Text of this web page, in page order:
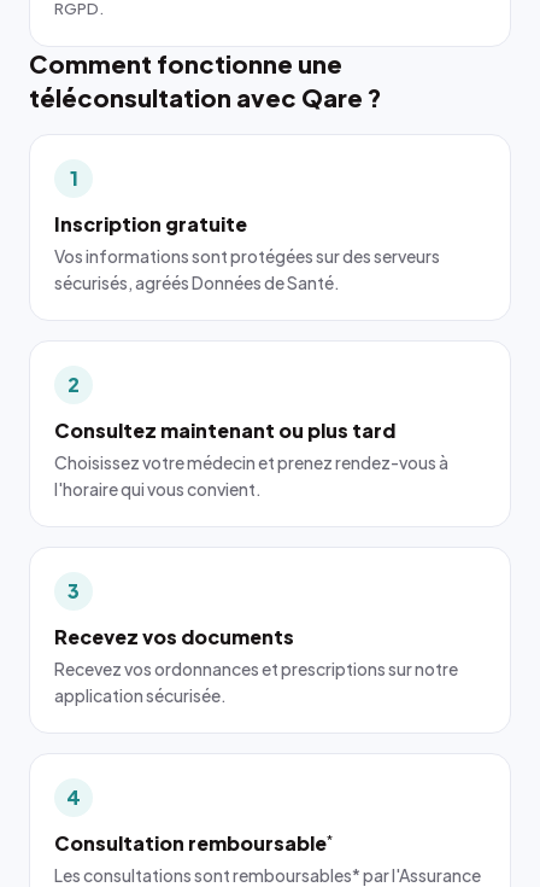
RGPD.
Comment fonctionne une
téléconsultation avec Qare ?
1
Inscription gratuite
Vos informations sont protégées sur des serveurs
sécurisés, agréés Données de Santé.
2
Consultez maintenant ou plus tard
Choisissez votre médecin et prenez rendez-vous à
l'horaire qui vous convient.
3
Recevez vos documents
Recevez vos ordonnances et prescriptions sur notre
application sécurisée.
4
Consultation remboursable*
Les consultations sont remboursables* par l'Assurance